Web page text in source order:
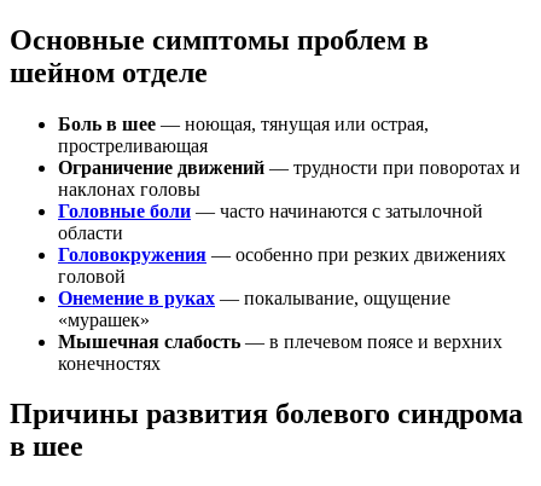
Основные симптомы проблем в
шейном отделе
Боль в шее — ноющая, тянущая или острая,
простреливающая
Ограничение движений — трудности при поворотах и
наклонах головы
Головные боли — часто начинаются с затылочной
области
Головокружения — особенно при резких движениях
головой
Онемение в руках — покалывание, ощущение
«мурашек»
Мышечная слабость — в плечевом поясе и верхних
конечностях
Причины развития болевого синдрома
в шее